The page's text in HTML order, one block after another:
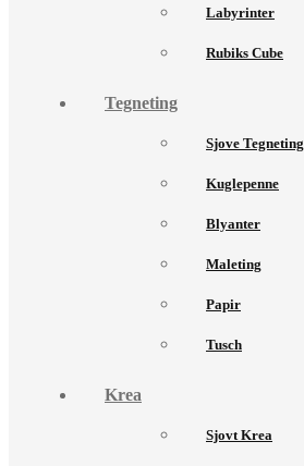
Labyrinter
Rubiks Cube
Tegneting
Sjove Tegneting
Kuglepenne
Blyanter
Maleting
Papir
Tusch
Krea
Sjovt Krea